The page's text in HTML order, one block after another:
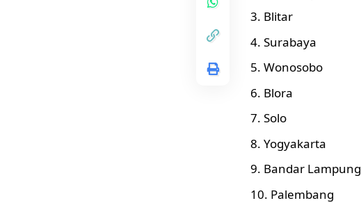
Blitar
Surabaya
Wonosobo
Blora
Solo
Yogyakarta
Bandar Lampung
Palembang